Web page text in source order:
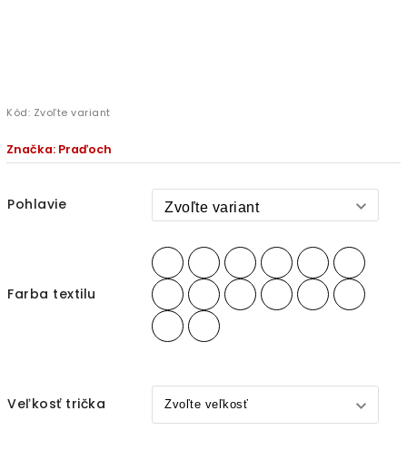
Kód: Zvoľte variant
Značka: Praďoch
Pohlavie
Farba textilu
Veľkosť trička